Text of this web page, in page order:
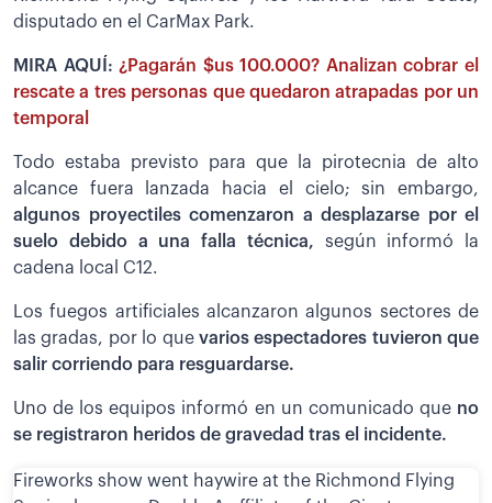
disputado en el CarMax Park.
MIRA AQUÍ: ¿Pagarán $us 100.000? Analizan cobrar el
rescate a tres personas que quedaron atrapadas por un
temporal
Todo estaba previsto para que la pirotecnia de alto
alcance fuera lanzada hacia el cielo; sin embargo,
algunos proyectiles comenzaron a desplazarse por el
suelo debido a una falla técnica, según informó la
cadena local C12.
Los fuegos artificiales alcanzaron algunos sectores de
las gradas, por lo que varios espectadores tuvieron que
salir corriendo para resguardarse.
Uno de los equipos informó en un comunicado que no
se registraron heridos de gravedad tras el incidente.
Fireworks show went haywire at the Richmond Flying